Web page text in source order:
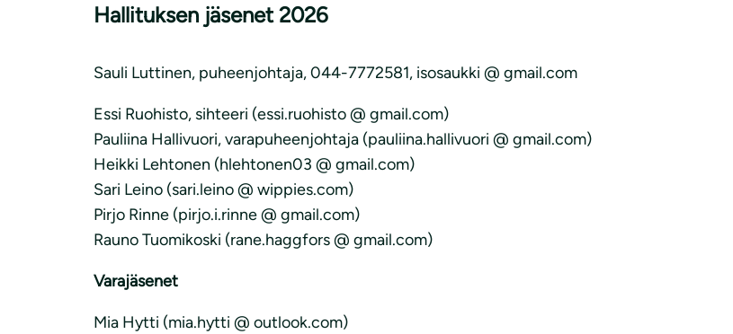
Hallituksen jäsenet 2026
Sauli Luttinen, puheenjohtaja, 044-7772581, isosaukki @ gmail.com
Essi Ruohisto, sihteeri (essi.ruohisto @ gmail.com)
Pauliina Hallivuori, varapuheenjohtaja (pauliina.hallivuori @ gmail.com)
Heikki Lehtonen (hlehtonen03 @ gmail.com)
Sari Leino (sari.leino @ wippies.com)
Pirjo Rinne (pirjo.i.rinne @ gmail.com)
Rauno Tuomikoski (rane.haggfors @ gmail.com)
Varajäsenet
Mia Hytti (mia.hytti @ outlook.com)